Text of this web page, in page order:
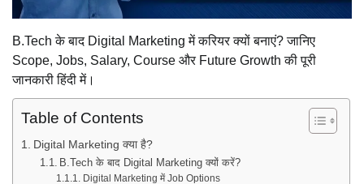
B.Tech के बाद Digital Marketing में करियर क्यों बनाएं? जानिए
Scope, Jobs, Salary, Course और Future Growth की पूरी
जानकारी हिंदी में।
Table of Contents
Digital Marketing क्या है?
B.Tech के बाद Digital Marketing क्यों करें?
Digital Marketing में Job Options